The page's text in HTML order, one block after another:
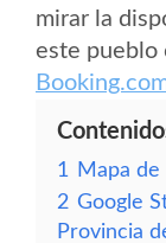
mirar la
este pueblo
1
Mapa de
2 Google
Provincia